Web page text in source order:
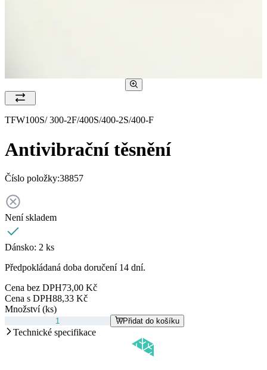
TFW100S/ 300-2F/400S/400-2S/400-F
Antivibrační těsnění
Číslo položky:38857
Není skladem
Dánsko: 2 ks
Předpokládaná doba doručení 14 dní.
Cena bez DPH73,00 Kč
Cena s DPH88,33 Kč
Množství (ks)
Přidat do košíku
Technické specifikace